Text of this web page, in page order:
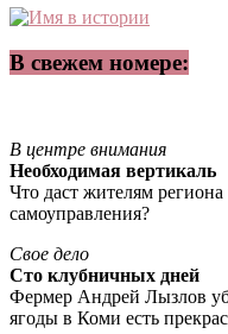
В свежем номере:
В центре внимания
Необходимая вертикаль
Что даст жителям
самоуправления?
Свое дело
Сто клубничных дней
Фермер Андрей Лызлов
ягоды в Коми есть